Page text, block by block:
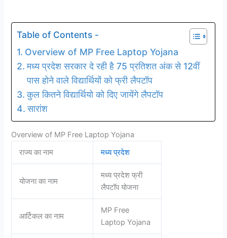
Table of Contents -
Overview of MP Free Laptop Yojana
मध्य प्रदेश सरकार दे रही है 75 प्रतिशत अंक से 12वीं
पास होने वाले विद्यार्थियों को फ्री लैपटॉप
कुल कितने विद्यार्थियो को दिए जायेंगे लैपटॉप
सारांश
Overview of MP Free Laptop Yojana
राज्य का नाम
मध्य प्रदेश
योजना का नाम
मध्य प्रदेश फ्री
लैपटॉप योजना
आर्टिकल का नाम
MP Free
Laptop Yojana